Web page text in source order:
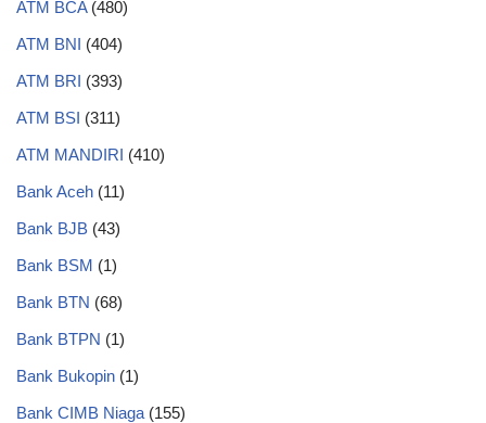
ATM BCA(480)
ATM BNI (404)
ATM BRI (393)
ATM BSI (311)
ATM MANDIRI (410)
Bank Aceh (11)
Bank BJB (43)
Bank BSM (1)
Bank BTN (68)
Bank BTPN (1)
Bank Bukopin (1)
Bank CIMB Niaga (155)